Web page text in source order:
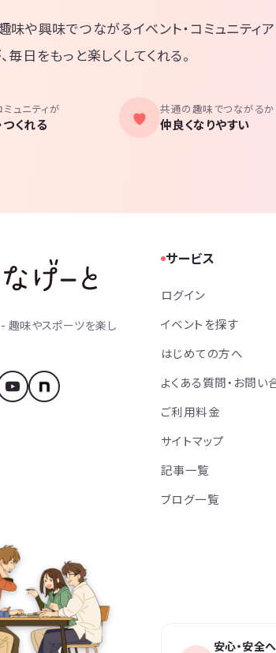
味や興味でつながるイベント・コミュニティア
毎日をもっと楽しくしてくれる。
ミュニティが
くれる
共通の趣味でつながるか
仲良くなりやすい
趣味やスポーツを楽し
サービス
ログイン
イベントを探す
はじめての方へ
よくある質問・お問い
ご利用料金
サイトマップ
記事一覧
ブログ一覧
安心・安全